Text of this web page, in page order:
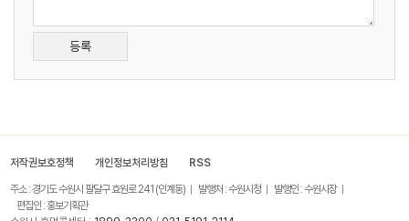
등록
저작권보호정책 개인정보처리방침 RSS
주소 : 경기도 수원시 팔달구 효원로 241 (인계동) 발행처 : 수원시청
발행인 : 수원시장
편집인 : 홍보기획관